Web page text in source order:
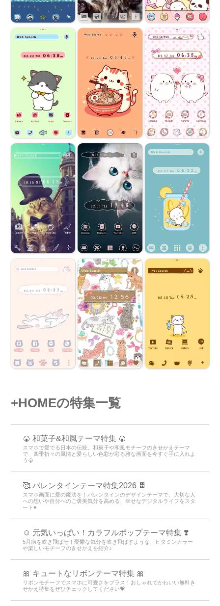
+HOMEの特集一覧
🍘 和菓子&和風テーマ特集 🍘
スマホで愛でる日本の伝統。和菓子や和風モチーフのきせかえテーマ
で、四季折々の風情と愛らしい色彩が彩る雅な画面を今すぐ手に入れよ
う🍘
🥰 バレンタインテーマ特集2026 🍫
スマホ画面に愛の魔法を！バレンタインのデザインテーマで、大切な人
への想いや自分へのご褒美気分を高める、幸せなデジタルライフをスタ
ート♥️
☺️ 元気いっぱい！カラフルポップテーマ特集 ❣️
5月病を吹き飛ばせ！憂鬱な気分を吹き飛ばすような、ビタミンカラー
や楽しいモチーフのきせかえを紹介♪
🎀 キュートなリボンテーマ特集 🎀
リボンモチーフでスマホに可愛さをプラス！おしゃれでかわいい無料き
せかえ特集をぜひチェックしてください💝